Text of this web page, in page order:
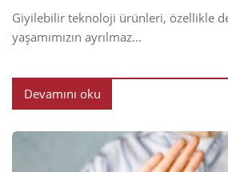
Giyilebilir teknoloji ürünleri, özellikle
yaşamımızın ayrılmaz...
Devamını oku